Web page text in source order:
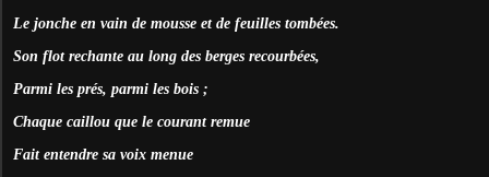
Le jonche en vain de mousse et de feuilles tombées.
Son flot rechante au long des berges recourbées,
Parmi les prés, parmi les bois ;
Chaque caillou que le courant remue
Fait entendre sa voix menue